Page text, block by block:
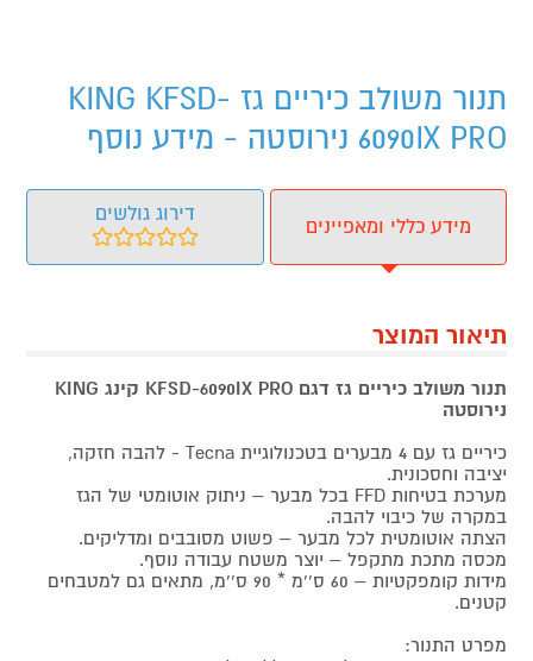
תנור משולב כיריים גז KING KFSD-
6090IX PRO נירוסטה - מידע נוסף
מידע כללי ומאפיינים
דירוג גולשים
תיאור המוצר
תנור משולב כיריים גז דגם KFSD-6090IX PRO
קינג KING
נירוסטה
כיריים גז עם 4 מבערים בטכנולוגיית Tecna - להבה חזקה,
יציבה וחסכונית.
מערכת בטיחות FFD בכל מבער – ניתוק אוטומטי של הגז
במקרה של כיבוי להבה.
הצתה אוטומטית לכל מבער – פשוט מסובבים ומדליקים.
מכסה מתכת מתקפל – יוצר משטח עבודה נוסף.
מידות קומפקטיות – 60 ס’’מ * 90 ס’’מ, מתאים גם למטבחים
קטנים.
מפרט התנור: